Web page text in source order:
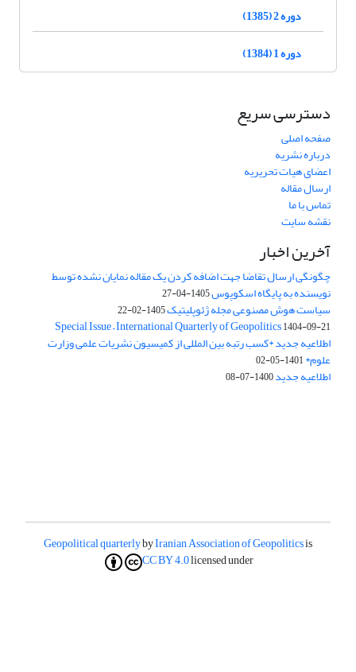
دوره 2 (1385)
دوره 1 (1384)
دسترسی سریع
صفحه اصلی
درباره نشریه
اعضای هیات تحریریه
ارسال مقاله
تماس با ما
نقشه سایت
آخرین اخبار
چگونگی ارسال تقاضا جهت اضافه کردن یک مقاله نمایان نشده توسط
نویسنده به پایگاه اسکوپوس1405-04-27
سیاست هوش مصنوعی مجله ژئوپلیتیک1405-02-22
Special Issue – International Quarterly of Geopolitics1404-09-21
اطلاعیه جدید *کسب رتبه بین المللی از کمیسیون نشریات علمی وزارت
علوم*1401-05-02
اطلاعیه جدید1400-07-08
Geopolitical quarterlybyIranian Association of Geopoliticsis
licensed under
CC BY 4.0